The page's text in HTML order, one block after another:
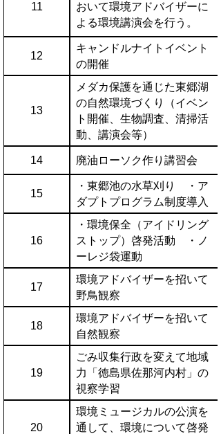
11
おいて環境アドバイザーに
よる環境講演会を行う。
12
キャンドルナイトイベント
の開催
13
メダカ保護を通じた東郷湖
の自然環境づくり（イベン
ト開催、生物調査、清掃活
動、講演会等）
14 廃油ローソク作り講習会
15
・東郷池の水草刈り ・ア
ダプトプログラム制度導入
16
・環境保全（アイドリング
ストップ）啓発活動 ・ノ
ーレジ袋運動
17
環境アドバイザーを招いて
野鳥観察
18
環境アドバイザーを招いて
自然観察
19
ごみ収集行政を変えて地域
力「徳島県佐那河内村」の
視察学習
20
環境ミュージカルの公演を
通して、環境について啓発